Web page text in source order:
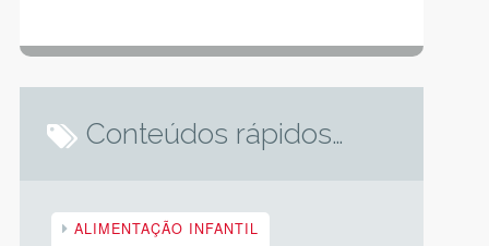
Conteúdos rápidos…
ALIMENTAÇÃO INFANTIL